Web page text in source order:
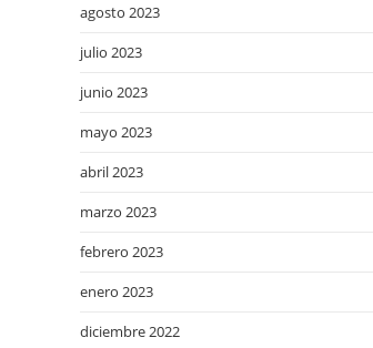
agosto 2023
julio 2023
junio 2023
mayo 2023
abril 2023
marzo 2023
febrero 2023
enero 2023
diciembre 2022